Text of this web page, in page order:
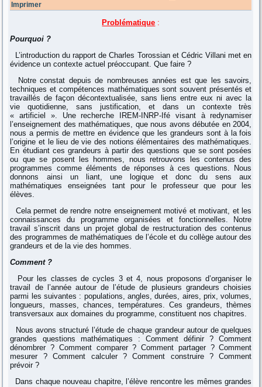
Imprimer
Problématique :
Pourquoi ?
L’introduction du rapport de Charles Torossian et Cédric Villani met en
évidence un contexte actuel préoccupant. Que faire ?
Notre constat depuis de nombreuses années est que les savoirs,
techniques et compétences mathématiques sont souvent présentés et
travaillés de façon décontextualisée, sans liens entre eux ni avec la
vie quotidienne, sans justification, et dans un contexte très
« artificiel ». Une recherche IREM-INRP-Ifé visant à redynamiser
l’enseignement des mathématiques, que nous avons débutée en 2004,
nous a permis de mettre en évidence que les grandeurs sont à la fois
l’origine et le lieu de vie des notions élémentaires des mathématiques.
En étudiant ces grandeurs à partir des questions que se sont posées
ou que se posent les hommes, nous retrouvons les contenus des
programmes comme éléments de réponses à ces questions. Nous
donnons ainsi un liant, une logique et donc du sens aux
mathématiques enseignées tant pour le professeur que pour les
élèves.
Cela permet de rendre notre enseignement motivé et motivant, et les
connaissances du programme organisées et fonctionnelles. Notre
travail s’inscrit dans un projet global de restructuration des contenus
des programmes de mathématiques de l’école et du collège autour des
grandeurs et de la vie des hommes.
Comment ?
Pour les classes de cycles 3 et 4, nous proposons d’organiser le
travail de l’année autour de l’étude de plusieurs grandeurs choisies
parmi les suivantes : populations, angles, durées, aires, prix, volumes,
longueurs, masses, chances, températures. Ces grandeurs, thèmes
transversaux aux domaines du programme, constituent nos chapitres.
Nous avons structuré l’étude de chaque grandeur autour de quelques
grandes questions mathématiques : Comment définir ? Comment
dénombrer ? Comment comparer ? Comment partager ? Comment
mesurer ? Comment calculer ? Comment construire ? Comment
prévoir ?
Dans chaque nouveau chapitre, l’élève rencontre les mêmes grandes